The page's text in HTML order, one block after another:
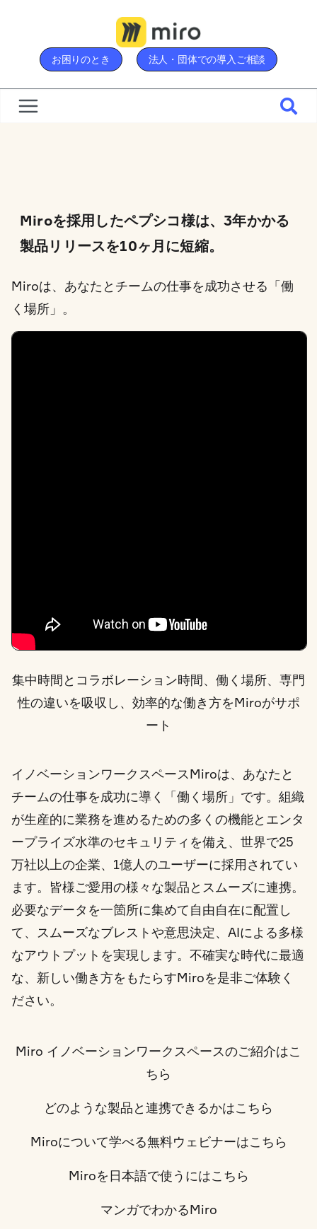
content
お困りのとき 法人・団体での導入ご相談
Miroを採用したペプシコ様は、3年かかる
製品リリースを10ヶ月に短縮。
Miroは、あなたとチームの仕事を成功させる「働
く場所」。
集中時間とコラボレーション時間、働く場所、専門
性の違いを吸収し、効率的な働き方をMiroがサポ
ート
イノベーションワークスペースMiroは、あなたと
チームの仕事を成功に導く「働く場所」です。組織
が生産的に業務を進めるための多くの機能とエンタ
ープライズ水準のセキュリティを備え、世界で25
万社以上の企業、1億人のユーザーに採用されてい
ます。皆様ご愛用の様々な製品とスムーズに連携。
必要なデータを一箇所に集めて自由自在に配置し
て、スムーズなブレストや意思決定、AIによる多様
なアウトプットを実現します。不確実な時代に最適
な、新しい働き方をもたらすMiroを是非ご体験く
ださい。
Miro イノベーションワークスペースのご紹介はこ
ちら
どのような製品と連携できるかはこちら
Miroについて学べる無料ウェビナーはこちら
Miroを日本語で使うにはこちら
マンガでわかるMiro